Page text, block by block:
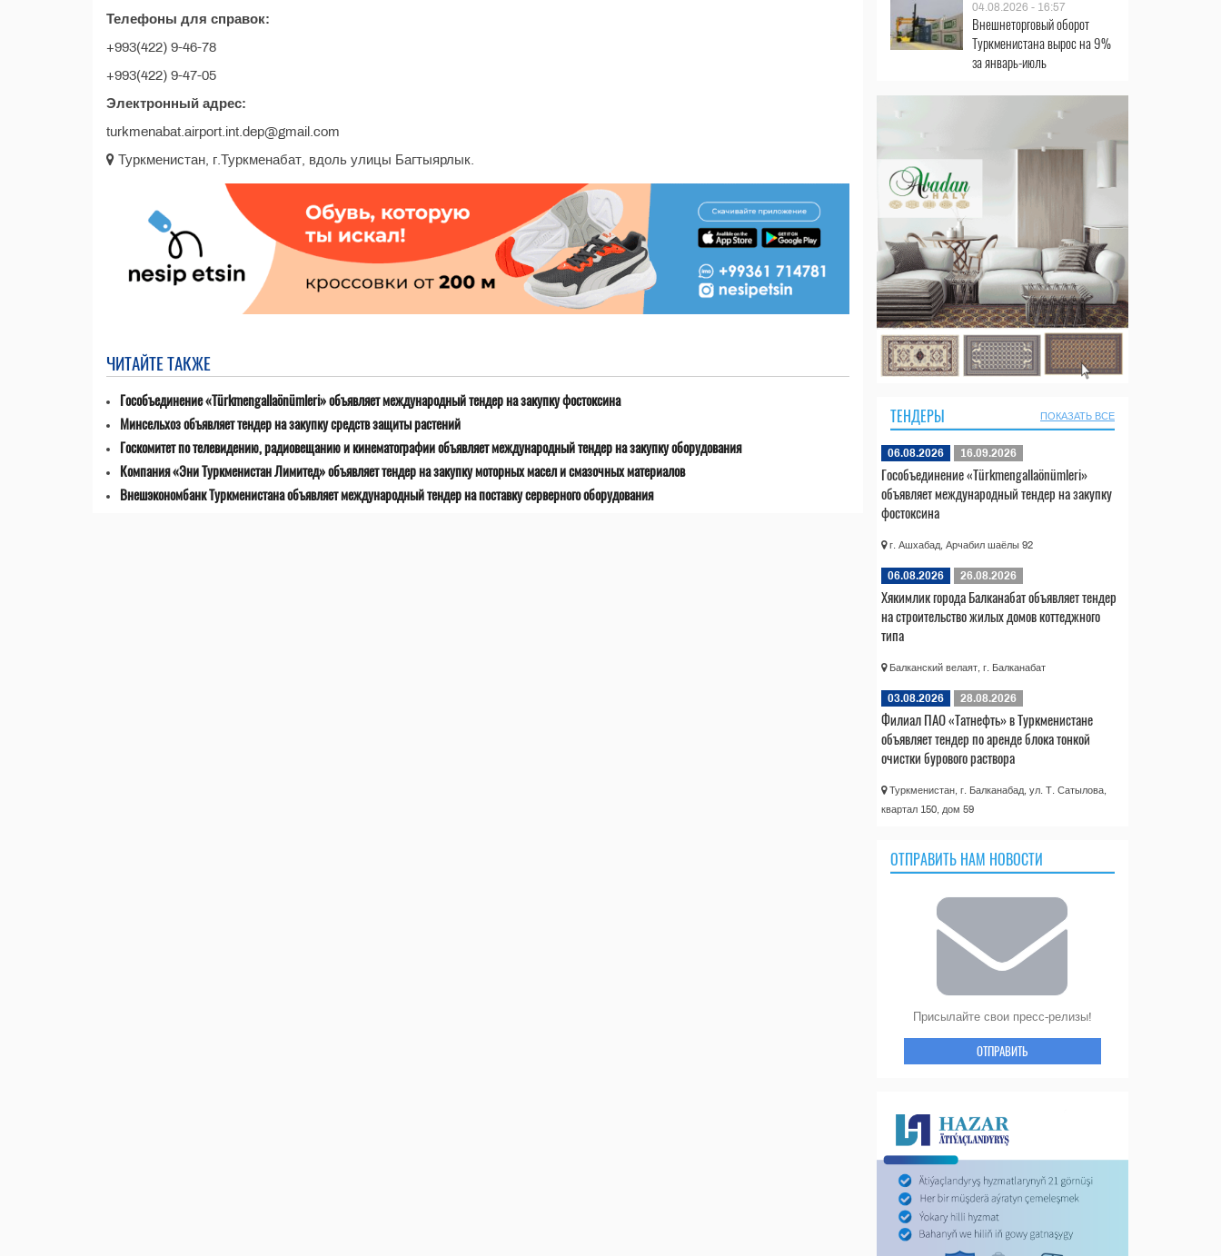
Телефоны для справок:
+993(422) 9-46-78
+993(422) 9-47-05
Электронный адрес:
turkmenabat.airport.int.dep@gmail.com
Туркменистан, г.Туркменабат, вдоль улицы Багтыярлык.
ЧИТАЙТЕ ТАКЖЕ
Гособъединение «Türkmengallaönümleri» объявляет международный тендер на закупку фостоксина
Минсельхоз объявляет тендер на закупку средств защиты растений
Госкомитет по телевидению, радиовещанию и кинематографии объявляет международный тендер на закупку оборудования
Компания «Эни Туркменистан Лимитед» объявляет тендер на закупку моторных масел и смазочных материалов
Внешэкономбанк Туркменистана объявляет международный тендер на поставку серверного оборудования
04.08.2026 - 16:57
Внешнеторговый оборот
Туркменистана вырос на 9%
за январь-июль
ТЕНДЕРЫ ПОКАЗАТЬ ВСЕ
06.08.2026 16.09.2026
Гособъединение «Türkmengallaönümleri»
объявляет международный тендер на закупку
фостоксина
г. Ашхабад, Арчабил шаёлы 92
06.08.2026 26.08.2026
Хякимлик города Балканабат объявляет тендер
на строительство жилых домов коттеджного
типа
Балканский велаят, г. Балканабат
03.08.2026 28.08.2026
Филиал ПАО «Татнефть» в Туркменистане
объявляет тендер по аренде блока тонкой
очистки бурового раствора
Туркменистан, г. Балканабад, ул. Т. Сатылова,
квартал 150, дом 59
ОТПРАВИТЬ НАМ НОВОСТИ
Присылайте свои пресс-релизы!
ОТПРАВИТЬ